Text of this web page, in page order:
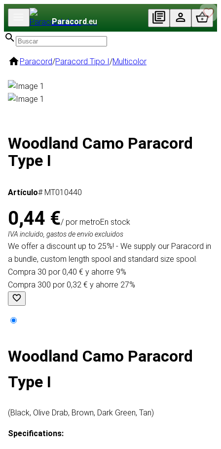
Paracord.eu
Paracord/Paracord Tipo I/Multicolor
Woodland Camo Paracord
Type I
Artículo# MT010440
0,44 €/ por metroEn stock
IVA incluido, gastos de envío excluidos
We offer a discount up to 25%! - We supply our Paracord in
a bundle, custom length spool and standard size spool.
Compra 30 por 0,40 € y ahorre 9%
Compra 300 por 0,32 € y ahorre 27%
Woodland Camo Paracord
Type I
(Black, Olive Drab, Brown, Dark Green, Tan)​
Specifications: